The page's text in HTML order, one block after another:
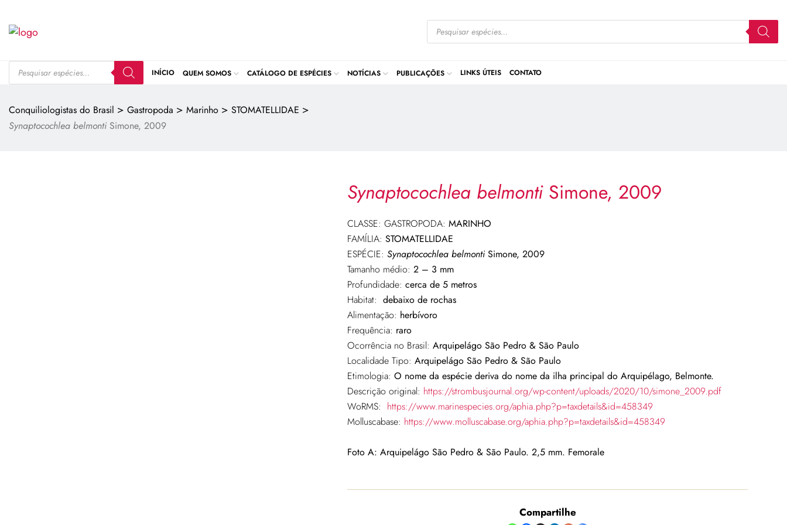
INÍCIO QUEM SOMOS CATÁLOGO DE ESPÉCIES NOTÍCIAS PUBLICAÇÕES LINKS ÚTEIS CONTATO
Conquiliologistas do Brasil > Gastropoda > Marinho > STOMATELLIDAE >
Synaptocochlea belmonti Simone, 2009
Synaptocochlea belmontiSimone, 2009
CLASSE: GASTROPODA: MARINHO
FAMÍLIA: STOMATELLIDAE
ESPÉCIE: Synaptocochlea belmontiSimone, 2009
Tamanho médio: 2 – 3 mm
Profundidade: cerca de 5 metros
Habitat: debaixo de rochas
Alimentação: herbívoro
Frequência: raro
Ocorrência no Brasil: Arquipelágo São Pedro & São Paulo
Localidade Tipo: Arquipelágo São Pedro & São Paulo
Etimologia: O nome da espécie deriva do nome da ilha principal do Arquipélago, Belmonte.
Descrição original: https://strombusjournal.org/wp-content/uploads/2020/10/simone_2009.pdf
WoRMS: https://www.marinespecies.org/aphia.php?p=taxdetails&id=458349
Molluscabase: https://www.molluscabase.org/aphia.php?p=taxdetails&id=458349
Foto A: Arquipelágo São Pedro & São Paulo. 2,5 mm. Femorale
Compartilhe